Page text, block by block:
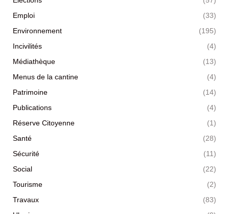
Emploi
(33)
Environnement
(195)
Incivilités
(4)
Médiathèque
(13)
Menus de la cantine
(4)
Patrimoine
(14)
Publications
(4)
Réserve Citoyenne
(1)
Santé
(28)
Sécurité
(11)
Social
(22)
Tourisme
(2)
Travaux
(83)